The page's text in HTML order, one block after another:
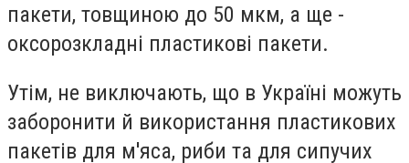
пакети, товщиною до 50 мкм, а ще -
оксорозкладні пластикові пакети.
Утім, не виключають, що в Україні можуть
заборонити й використання пластикових
пакетів для м'яса, риби та для сипучих